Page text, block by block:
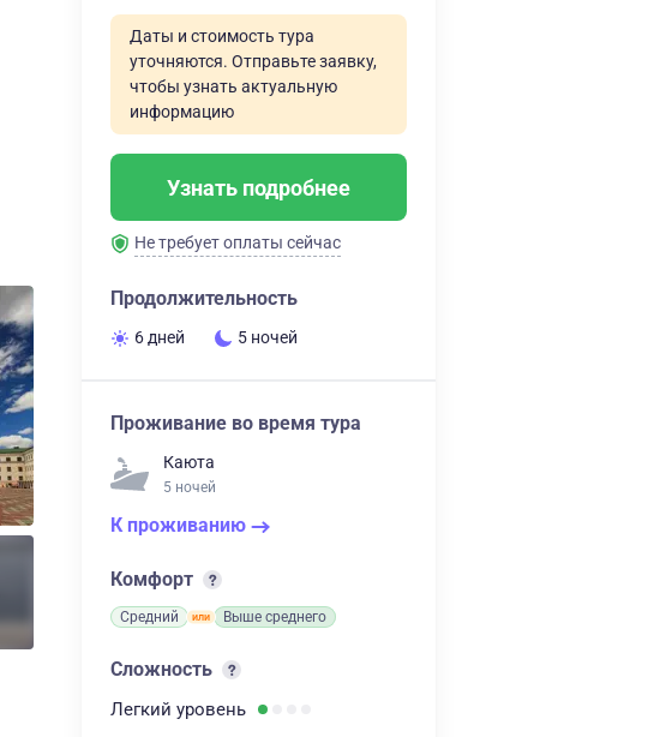
Даты и стоимость тура
уточняются. Отправьте заявку,
чтобы узнать актуальную
информацию
Узнать подробнее
Не требует оплаты сейчас
Продолжительность
6 дней 5 ночей
Проживание во время тура
Каюта
5 ночей
К проживанию
Комфорт
Средний Выше среднего
Сложность
Легкий уровень